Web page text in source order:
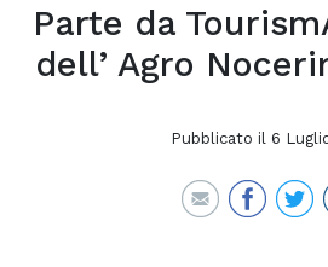
Parte da
dell’ Agro
Pubblicato il 6